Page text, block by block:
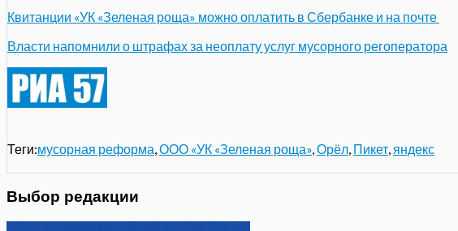
Квитанции «УК «Зеленая роща» можно оплатить в Сбербанке и на почте
Власти напомнили о штрафах за неоплату услуг мусорного регоператора
Теги:мусорная реформа ООО «УК «Зеленая роща» Орёл Пикет яндекс
Выбор редакции